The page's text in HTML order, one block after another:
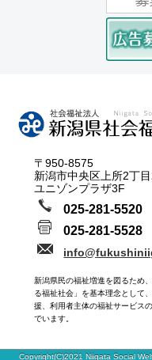
〒950-8575
新潟市中央区上所2丁
ユニゾンプラザ3F
025-281-5520
025-281-5528
新潟県民の福祉増進を図るため
る福祉社会」を基本理念として
援、利用者主体の福祉サービス
でいます。
Copyright(C)2021 Niigata Social